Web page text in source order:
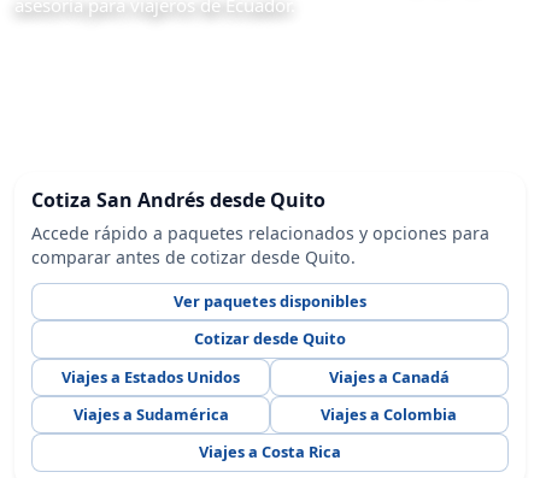
asesoría para viajeros de Ecuador.
Cotiza San Andrés desde Quito
Accede rápido a paquetes relacionados y opciones para
comparar antes de cotizar desde Quito.
Ver paquetes disponibles
Cotizar desde Quito
Viajes a Estados Unidos
Viajes a Canadá
Viajes a Sudamérica
Viajes a Colombia
Viajes a Costa Rica